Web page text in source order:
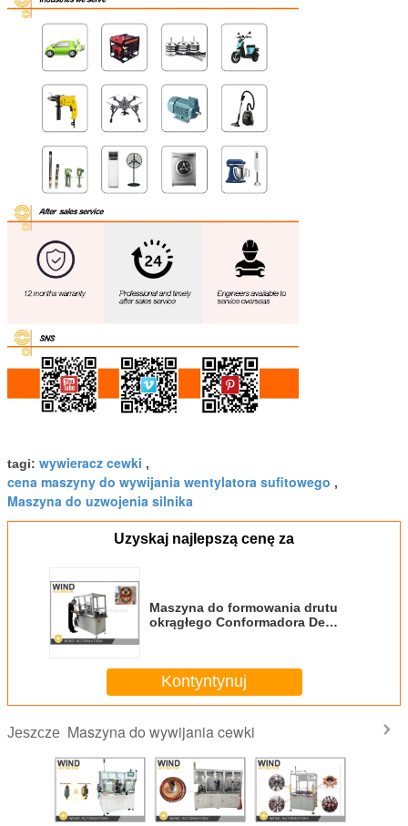
tagi: wywieracz cewki ,
cena maszyny do wywijania wentylatora sufitowego ,
Maszyna do uzwojenia silnika
Uzyskaj najlepszą cenę za
Maszyna do formowania drutu
okrągłego Conformadora De
Kontyntynuj
Jeszcze Maszyna do wywijania cewki